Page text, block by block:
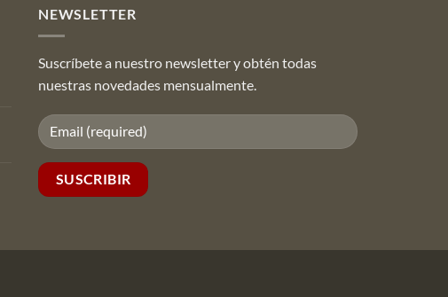
NEWSLETTER
Suscríbete a nuestro newsletter y obtén todas
nuestras novedades mensualmente.